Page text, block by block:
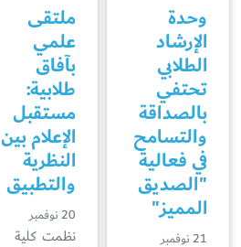
وحدة
الإرشاد
الطلابي
تحتفي
بالصداقة
والتسامح
في فعالية
"الصديق
المميز"
21 نوفمبر
ملتقى
علمي
بآفاق
طلابية:
مستقبل
الإعلام بين
النظرية
والتطبيق
20 نوفمبر
نظمت كلية